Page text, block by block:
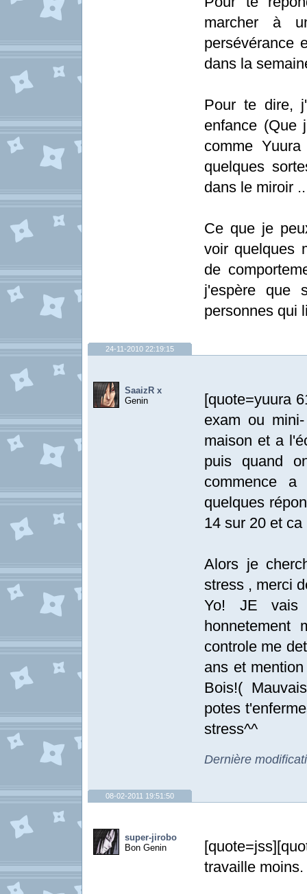
marcher à
persévérance
dans la
Pour te dire,
enfance (Que
comme
quelques
dans le miroir
Ce que je
voir quelques
de
j'espère que
personnes qui
24-11-2010 22:19:15
SaaizR x
Genin
[quote=yuura
exam ou
maison et a
puis quand
commence
quelques
14 sur 20 et
Alors je
stress , merci
Yo! JE vais
controle me
ans et
Bois!(
potes
stress^^
Dernière
08-02-2011 19:51:50
super-jirobo
Bon Genin
travaille moins.